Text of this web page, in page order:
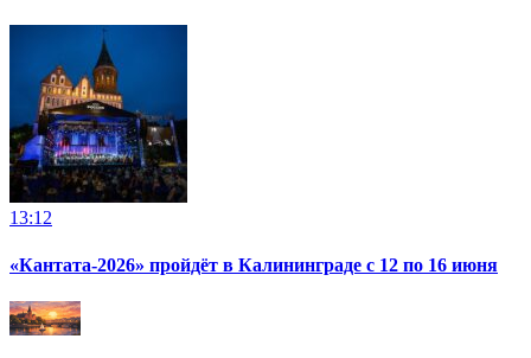
13:12
«Кантата-2026» пройдёт в Калининграде с 12 по 16 июня